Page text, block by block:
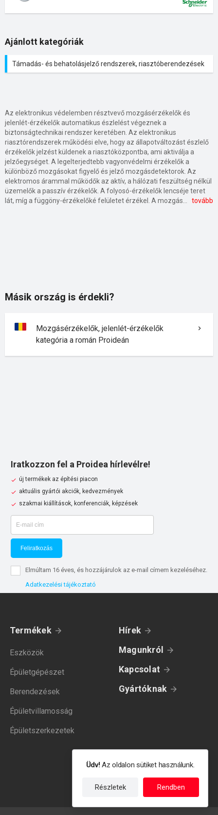
Ajánlott kategóriák
Támadás- és behatolásjelző rendszerek, riasztóberendezések
Másik ország is érdekli?
Mozgásérzékelők, jelenlét-érzékelők
kategória a román Proideán
Az elektronikus védelemben résztvevő mozgásérzékelők és
jelenlét-érzékelők automatikus észlelést végeznek a
biztonságtechnikai rendszer keretében. Az elektronikus
riasztórendszerek működési elve, hogy az állapotváltozást észlelő
érzékelők jelzést küldenek a riasztóközpontba, ami aktiválja a
jelzőegységet. A legelterjedtebb vagyonvédelmi érzékelők a
különböző mozgásokat figyelő és jelző mozgásdetektorok. Az
elektromos árammal működők az aktív, a hálózati feszültség nélkül
üzemelők a passzív érzékelők. A folyosó-érzékelők lencséje teret
tovább
Iratkozzon fel a Proidea hírlevélre!
új termékek az építési piacon
aktuális gyártói akciók, kedvezmények
szakmai kiállítások, konferenciák, képzések
Feliratkozás
Elmúltam 16 éves, és hozzájárulok az e-mail címem kezeléséhez.
Adatkezelési tájékoztató
Termékek
Eszközök
Épületgépészet
Berendezések
Épületvillamosság
Épületszerkezetek
Hírek
Magunkról
Kapcsolat
Gyártóknak
Üdv!Az oldalon sütiket használunk.
Részletek Rendben